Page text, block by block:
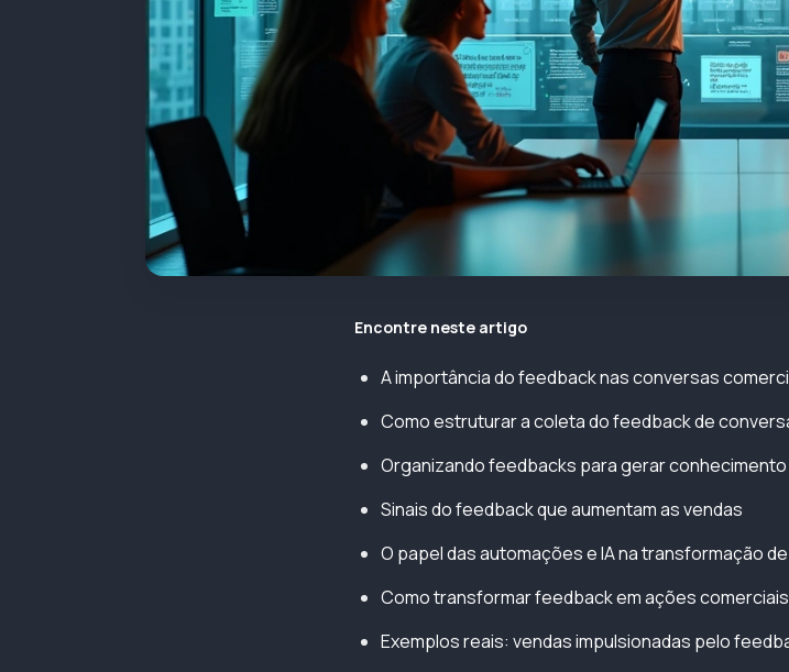
Encontre neste artigo
A importância do feedback nas conversas
Como estruturar a coleta do feedback de
Organizando feedbacks para gerar conhecimento
Sinais do feedback que aumentam as vendas
O papel das automações e IA na transformação
Como transformar feedback em ações
Exemplos reais: vendas impulsionadas pelo